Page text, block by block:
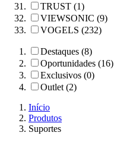
TRUST (1)
VIEWSONIC (9)
VOGELS (232)
Destaques (8)
Oportunidades (16)
Exclusivos (0)
Outlet (2)
Início
Produtos
Suportes